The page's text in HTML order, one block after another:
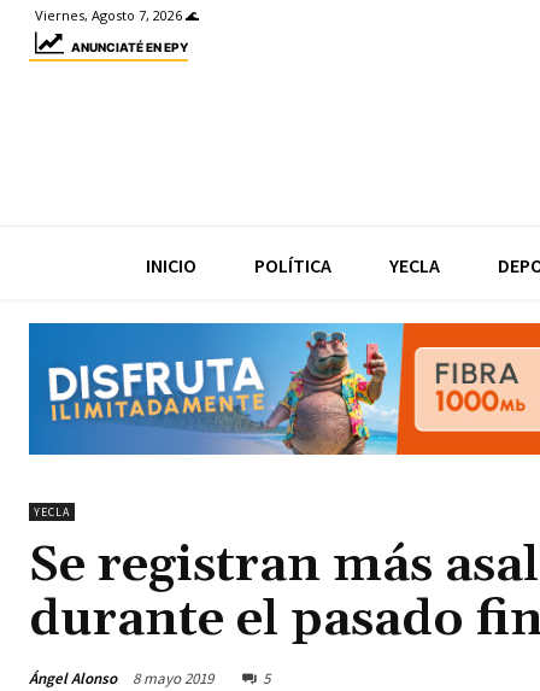
Viernes, Agosto 7, 2026 🌊
ANUNCIATÉ EN EPY
INICIO POLÍTICA YECLA
YECLA
Se registran más
durante el pasado
Ángel Alonso 8 mayo 2019 5